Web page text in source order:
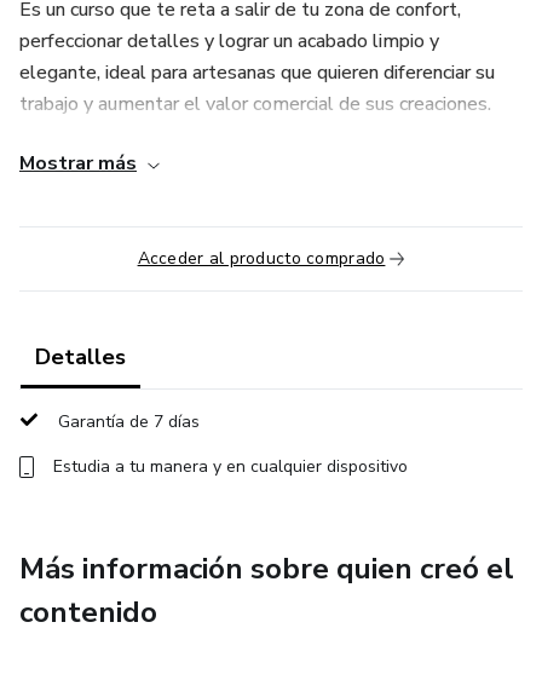
Es un curso que te reta a salir de tu zona de confort,
perfeccionar detalles y lograr un acabado limpio y
elegante, ideal para artesanas que quieren diferenciar su
trabajo y aumentar el valor comercial de sus creaciones.
El Nivel 3 marca una evolución: ya no es solo aprender a
primer vistazo.
Mostrar más
Acceder al producto comprado
Detalles
Garantía de 7 días
Estudia a tu manera y en cualquier dispositivo
Más información sobre quien creó el
contenido